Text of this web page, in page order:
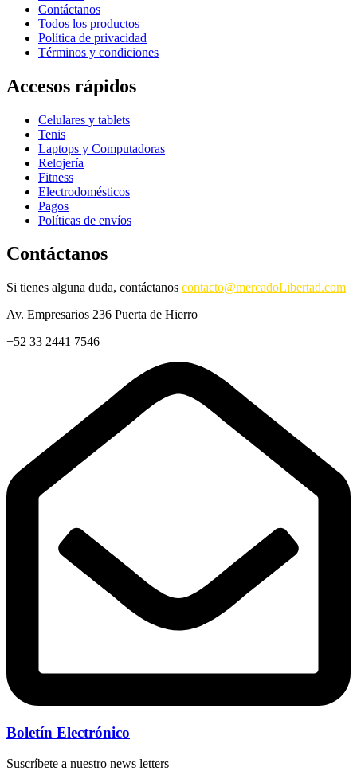
Contáctanos
Todos los productos
Política de privacidad
Términos y condiciones
Accesos rápidos
Celulares y tablets
Tenis
Laptops y Computadoras
Relojería
Fitness
Electrodomésticos
Pagos
Políticas de envíos
Contáctanos
Si tienes alguna duda, contáctanos contacto@mercadoLibertad.com
Av. Empresarios 236 Puerta de Hierro
+52 33 2441 7546
Boletín Electrónico
Suscríbete a nuestro news letters